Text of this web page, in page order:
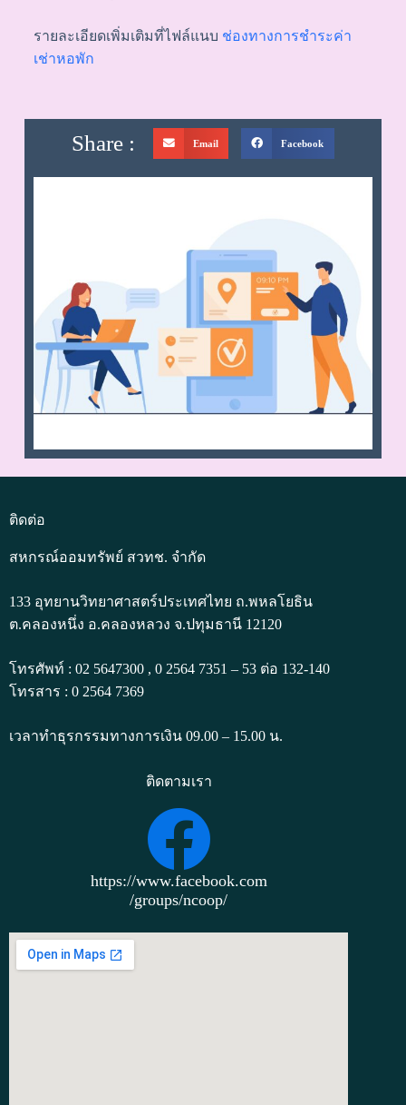
รายละเอียดเพิ่มเติมที่ไฟล์แนบ ช่องทางการชำระค่า
เช่าหอพัก
Share : Email Facebook
ติดต่อ
สหกรณ์ออมทรัพย์ สวทช. จำกัด
133 อุทยานวิทยาศาสตร์ประเทศไทย ถ.พหลโยธิน
ต.คลองหนึ่ง อ.คลองหลวง จ.ปทุมธานี 12120
โทรศัพท์ : 02 5647300 , 0 2564 7351 – 53 ต่อ 132-140
โทรสาร : 0 2564 7369
เวลาทำธุรกรรมทางการเงิน 09.00 – 15.00 น.
ติดตามเรา
https://www.facebook.com
/groups/ncoop/